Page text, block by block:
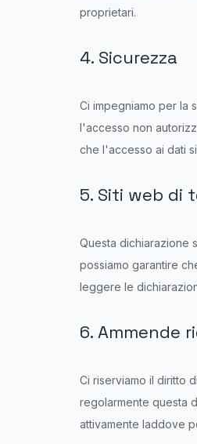
proprietari.
4. Sicurezza
Ci impegniamo per la
l'accesso non
che l'accesso ai dati
5. Siti web di
Questa dichiarazione
possiamo garantire
leggere le
6. Ammende
Ci riserviamo il diritto
regolarmente questa
attivamente laddove